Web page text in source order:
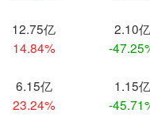
12.75亿
14.84%
2.10亿
-
6.15亿
23.24%
1.15亿
-